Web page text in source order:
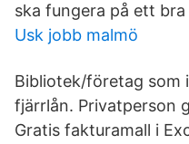
ska fungera på ett
Usk jobb malmö
Bibliotek/företag som
fjärrlån. Privatperson
Gratis fakturamall i